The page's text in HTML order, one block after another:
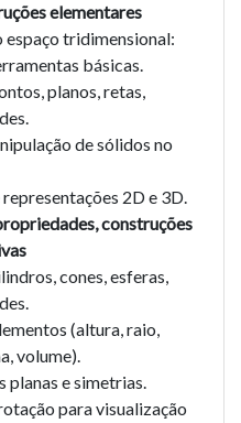
elementares
espaço tridimensional:
básicas.
planos, retas,
de sólidos no
2D e 3D.
construções
cones, esferas,
(altura, raio,
volume).
planas e simetrias.
para visualização